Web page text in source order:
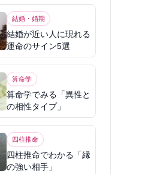
結婚・婚期
結婚が近い人に現れる
運命のサイン5選
算命学
算命学でみる「異性と
の相性タイプ」
四柱推命
四柱推命でわかる「縁
の強い相手」